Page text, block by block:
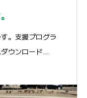
。支援プログラ
ウンロード…